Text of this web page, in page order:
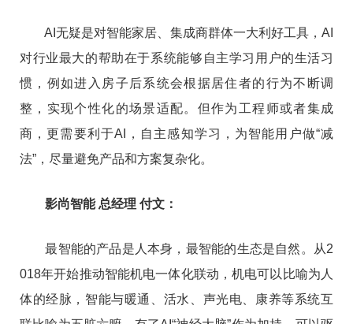
AI无疑是对智能家居、集成商群体一大利好工具，AI
对行业最大的帮助在于系统能够自主学习用户的生活习
惯，例如进入房子后系统会根据居住者的行为不断调
整，实现个性化的场景适配。但作为工程师或者集成
商，更需要利于AI，自主感知学习，为智能用户做“减
法”，尽量避免产品和方案复杂化。
影尚智能 总经理 付文：
最智能的产品是人本身，最智能的生态是自然。从2
018年开始推动智能机电一体化联动，机电可以比喻为人
体的经脉，智能与暖通、活水、声光电、康养等系统互